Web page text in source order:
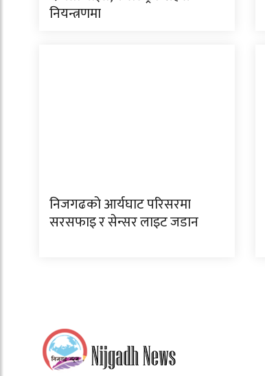
नियन्त्रणमा
निजगढको आर्यघाट परिसरमा
सरसफाइ र सेन्सर लाइट जडान